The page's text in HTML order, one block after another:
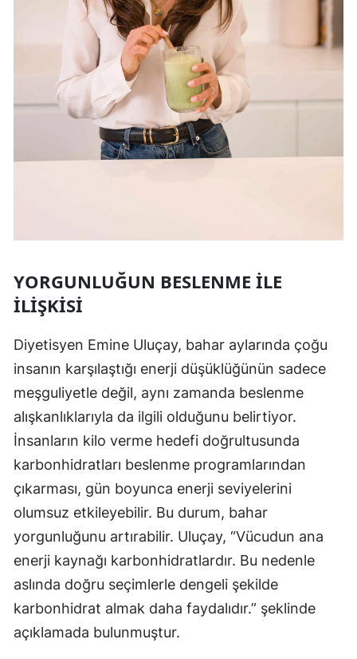
YORGUNLUĞUN BESLENME ILE
İLIŞKISI
Diyetisyen Emine Uluçay, bahar aylarında çoğu
insanın karşılaştığı enerji düşüklüğünün sadece
meşguliyetle değil, aynı zamanda beslenme
alışkanlıklarıyla da ilgili olduğunu belirtiyor.
İnsanların kilo verme hedefi doğrultusunda
karbonhidratları beslenme programlarından
çıkarması, gün boyunca enerji seviyelerini
olumsuz etkileyebilir. Bu durum, bahar
yorgunluğunu artırabilir. Uluçay, “Vücudun ana
enerji kaynağı karbonhidratlardır. Bu nedenle
aslında doğru seçimlerle dengeli şekilde
karbonhidrat almak daha faydalıdır.” şeklinde
açıklamada bulunmuştur.